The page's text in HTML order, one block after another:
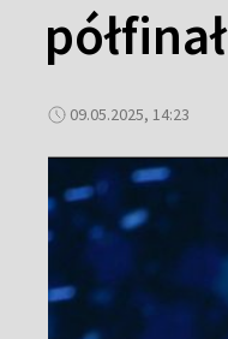
półfinał
09.05.2025, 14:23